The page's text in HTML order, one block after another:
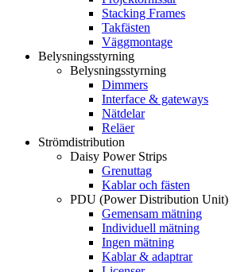
Stacking Frames
Takfästen
Väggmontage
Belysningsstyrning
Belysningsstyrning
Dimmers
Interface & gateways
Nätdelar
Reläer
Strömdistribution
Daisy Power Strips
Grenuttag
Kablar och fästen
PDU (Power Distribution Unit)
Gemensam mätning
Individuell mätning
Ingen mätning
Kablar & adaptrar